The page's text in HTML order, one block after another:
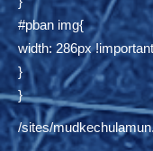
#pban img{
width: 286px
}
}
/sites/